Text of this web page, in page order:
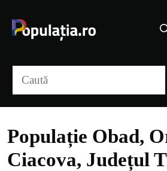
conținut
Populație Obad,
Ciacova, Județul